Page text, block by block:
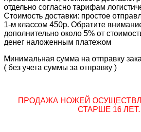
отдельно согласно тарифам
Стоимость доставки: простое
1-м классом 450р. Обратите
дополнительно около 5% от
денег наложенным платежом
Минимальная сумма на отправку
( без учета суммы за отправку )
ПРОДАЖА НОЖЕЙ
СТАРШЕ 16 ЛЕТ.